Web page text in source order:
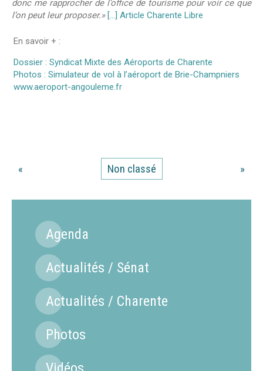
donc me rapprocher de l’office de tourisme pour voir ce que
l’on peut leur proposer.» […] Article Charente Libre
En savoir + :
Dossier : Syndicat Mixte des Aéroports de Charente
Photos : Simulateur de vol à l’aéroport de Brie-Champniers
www.aeroport-angouleme.fr
« Non classé »
Agenda
Actualités / Sénat
Actualités / Charente
Photos